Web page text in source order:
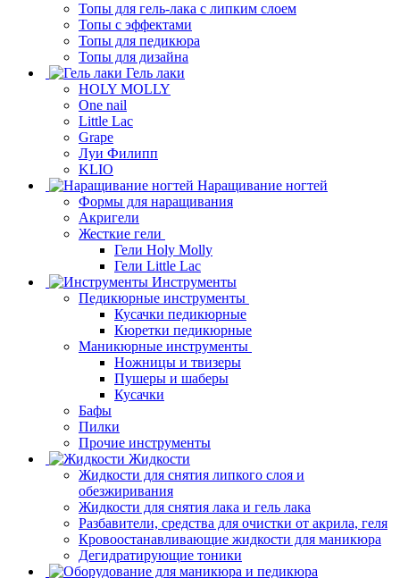
Топы для гель-лака с липким слоем
Топы с эффектами
Топы для педикюра
Топы для дизайна
Гель лаки
HOLY MOLLY
One nail
Little Lac
Grape
Луи Филипп
KLIO
Наращивание ногтей
Формы для наращивания
Акригели
Жесткие гели
Гели Holy Molly
Гели Little Lac
Инструменты
Педикюрные инструменты
Кусачки педикюрные
Кюретки педикюрные
Маникюрные инструменты
Ножницы и твизеры
Пушеры и шаберы
Кусачки
Бафы
Пилки
Прочие инструменты
Жидкости
Жидкости для снятия липкого слоя и
обезжиривания
Жидкости для снятия лака и гель лака
Разбавители, средства для очистки от акрила, геля
Кровоостанавливающие жидкости для маникюра
Дегидратирующие тоники